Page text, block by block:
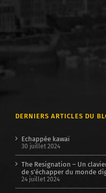
DERNIERS ARTICLES DU
Echappée kawaï
30 juillet 2024
The Resignation – Un
de s’échapper du monde
24 juillet 2024